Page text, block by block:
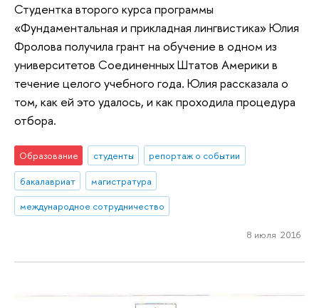
Студентка второго курса программы
«Фундаментальная и прикладная лингвистика» Юлия
Фролова получила грант на обучение в одном из
университетов Соединенных Штатов Америки в
течение целого учебного года. Юлия рассказала о
том, как ей это удалось, и как проходила процедура
отбора.
Образование студенты
репортаж о событии
бакалавриат
магистратура
международное сотрудничество
8 июля 2016